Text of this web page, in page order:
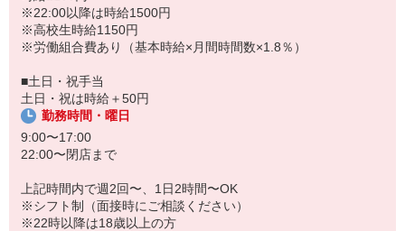
※22:00以降は時給1500円
※高校生時給1150円
※労働組合費あり（基本時給×月間時間数×1.8％）
■土日・祝手当
土日・祝は時給＋50円
勤務時間・曜日
9:00〜17:00
22:00〜閉店まで
上記時間内で週2回〜、1日2時間〜OK
※シフト制（面接時にご相談ください）
※22時以降は18歳以上の方